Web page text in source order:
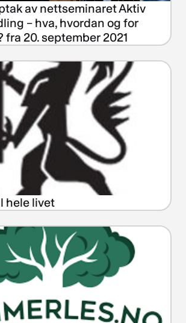
av nettseminaret Aktiv
– hva, hvordan og for
fra 20. september 2021
hele livet